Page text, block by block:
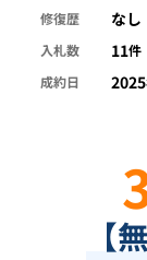
修復歴
なし
入札数 11件
成約日
2025
【